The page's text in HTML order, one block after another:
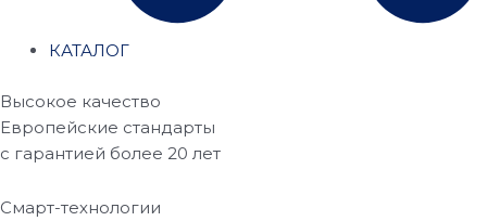
КАТАЛОГ
Высокое качество
Европейские стандарты
с гарантией более 20 лет
Смарт-технологии